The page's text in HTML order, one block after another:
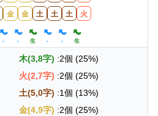
金 金 土 土 土 火
- - 生 - - 生
木(3,8字) :2個 (25%)
火(2,7字) :2個 (25%)
土(5,0字) :1個 (13%)
金(4,9字) :2個 (25%)